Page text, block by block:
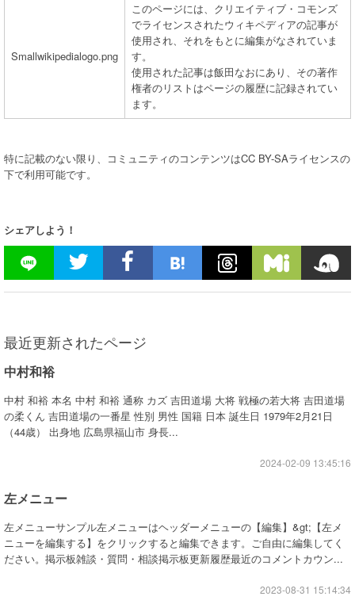
Smallwikipedialogo.png
このページには、クリエイティブ・コモンズ
でライセンスされたウィキペディアの記事が
使用され、それをもとに編集がなされていま
す。
使用された記事は飯田なおにあり、その著作
権者のリストはページの履歴に記録されてい
ます。
特に記載のない限り、コミュニティのコンテンツはCC BY-SAライセンスの
下で利用可能です。
シェアしよう！
最近更新されたページ
中村和裕
中村 和裕 本名 中村 和裕 通称 カズ 吉田道場 大将 戦極の若大将 吉田道場
の柔くん 吉田道場の一番星 性別 男性 国籍 日本 誕生日 1979年2月21日
（44歳） 出身地 広島県福山市 身長...
2024-02-09 13:45:16
左メニュー
左メニューサンプル左メニューはヘッダーメニューの【編集】&gt;【左メ
ニューを編集する】をクリックすると編集できます。ご自由に編集してく
ださい。掲示板雑談・質問・相談掲示板更新履歴最近のコメントカウン...
2023-08-31 15:14:34